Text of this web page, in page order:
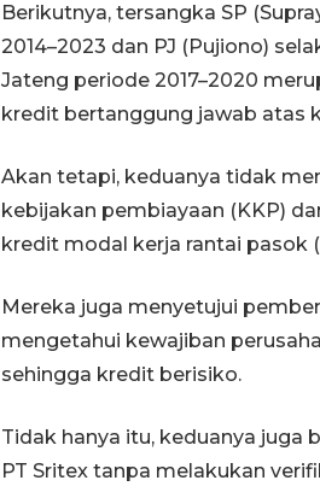
Berikutnya, tersangka SP
2014–2023 dan PJ (Pujiono)
Jateng periode 2017–2020
kredit bertanggung jawab atas
Akan tetapi, keduanya tidak
kebijakan pembiayaan (KKP)
kredit modal kerja rantai pasok
Mereka juga menyetujui
mengetahui kewajiban
sehingga kredit berisiko.
Tidak hanya itu, keduanya juga
PT Sritex tanpa melakukan